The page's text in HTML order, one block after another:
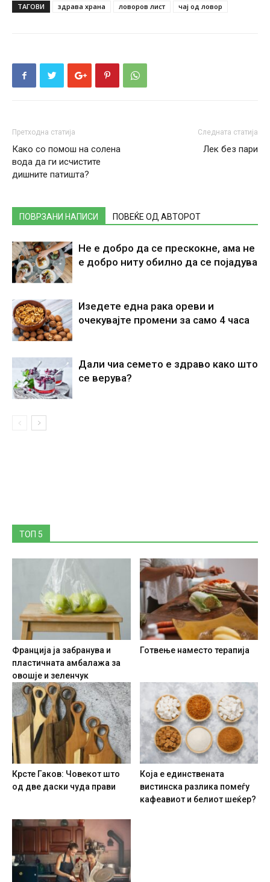
ТАГОВИ здрава храна ловоров лист чај од ловор
Претходна статија
Како со помош на солена
вода да ги исчистите
дишните патишта?
Следната статија
Лек без пари
ПОВРЗАНИ НАПИСИ ПОВЕЌЕ ОД АВТОРОТ
Не е добро да се прескокне, ама не
е добро ниту обилно да се појадува
Изедете една рака ореви и
очекувајте промени за само 4 часа
Дали чиа семето е здраво како што
се верува?
ТОП 5
Франција ја забранува и
пластичната амбалажа за
овошје и зеленчук
Готвење наместо терапија
Крсте Гаков: Човекот што
од две даски чуда прави
Која е единствената
вистинска разлика помеѓу
кафеавиот и белиот шеќер?